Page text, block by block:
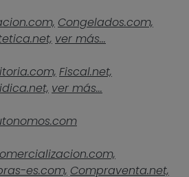
Congelados.com,
ver más...
Fiscal.net,
ver más...
es.com, Compraventa.net,